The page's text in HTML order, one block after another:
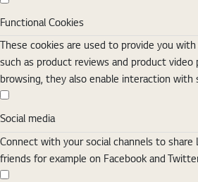
Functional Cookies
These cookies are used to provide you
such as product reviews and product video
browsing, they also enable interaction with
Social media
Social media
Connect with your social channels to share
friends for example on Facebook and
Analytics Cookies